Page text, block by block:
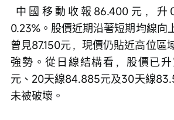
0.23%。股價近期沿著短期均線向
曾見87.150元，現價仍貼近高位區
強勢。從日線結構看，股價已
元、20天線84.885元及30天線
未被破壞。